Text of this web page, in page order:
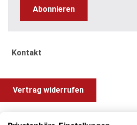
Abonnieren
Kontakt
Vertrag widerrufen